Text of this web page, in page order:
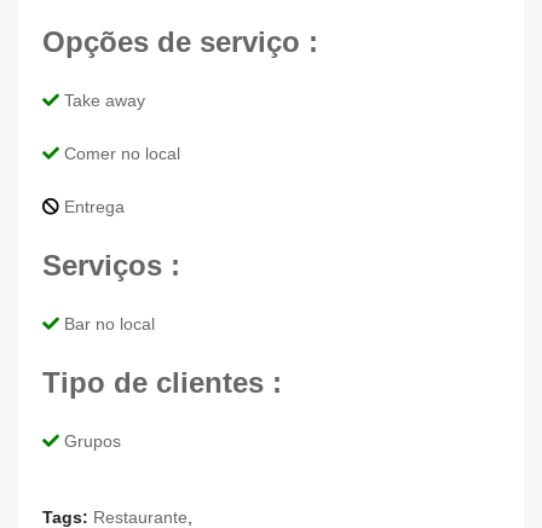
Opções de serviço :
Take away
Comer no local
Entrega
Serviços :
Bar no local
Tipo de clientes :
Grupos
Tags: Restaurante